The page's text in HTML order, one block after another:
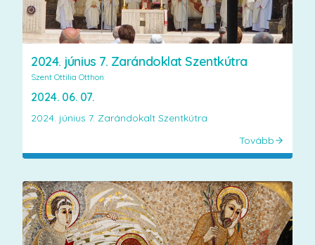
2024. június 7. Zarándoklat Szentkútra
Szent Ottilia Otthon
2024. 06. 07.
2024. június 7. Zarándokalt Szentkútra
Tovább